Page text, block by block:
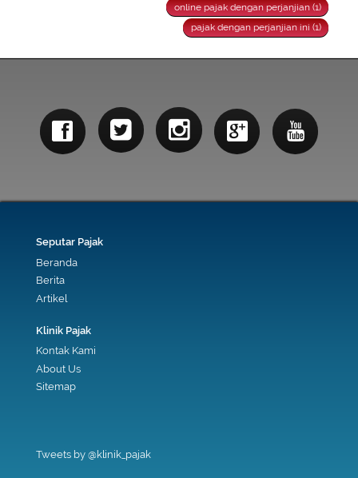
online pajak dengan perjanjian (1)
pajak dengan perjanjian ini (1)
Seputar Pajak
Beranda
Berita
Artikel
Klinik Pajak
Kontak Kami
About Us
Sitemap
Tweets by @klinik_pajak